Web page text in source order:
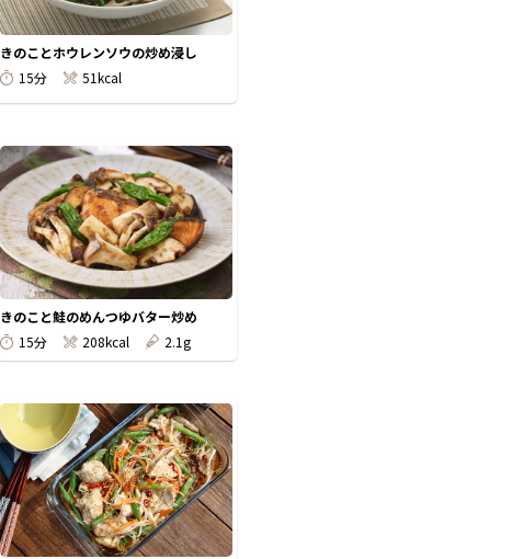
きのことホウレンソウの炒め浸し
15分
51kcal
きのこと鮭のめんつゆバター炒め
15分
208kcal 2.1g